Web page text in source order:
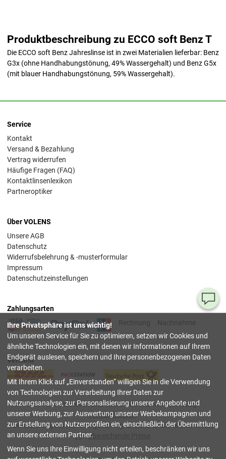
Produktbeschreibung zu ECCO soft Benz T
Die ECCO soft Benz Jahreslinse ist in zwei Materialien lieferbar: Benz
G3x (ohne Handhabungstönung, 49% Wassergehalt) und Benz G5x
(mit blauer Handhabungstönung, 59% Wassergehalt).
Service
Kontakt
Versand & Bezahlung
Vertrag widerrufen
Häufige Fragen (FAQ)
Kontaktlinsenlexikon
Partneroptiker
Über VOLENS
Unsere AGB
Datenschutz
Widerrufsbelehrung & -musterformular
Impressum
Datenschutzeinstellungen
Zahlungsarten
Rechnung
Nachnahme
Versand
Alle Preise verstehen sich inkl. deutscher Mwst, z.T. zzgl.
Versandkosten.
Bei Lieferung ins Ausland gelten wg. anderer lokaler Mwst.-Sätze
ggf.abweichende Preise
Ihre Privatsphäre ist uns wichtig!
Um unseren Service für Sie zu optimieren, setzen wir Cookies und
ähnliche Technologien ein, mit denen wir Informationen auf Ihrem
Endgerät auslesen, speichern und Ihre personenbezogenen Daten
verarbeiten.
Mit Ihrem Klick auf Einverstanden willigen Sie in die Verwendung
von Technologien zur Verarbeitung Ihrer Daten zur
Nutzungsanalyse, zur Personalisierung unserer Angebote und
unserer Werbung, zur Auswertung unserer Werbekampagnen und
zur Erstellung von Nutzerprofilen ein, einschließlich der Übermittlung
an unsere externen Partner.
Wenn Sie uns Ihre Einwilligung nicht erteilen, beschränken wir uns
Sie